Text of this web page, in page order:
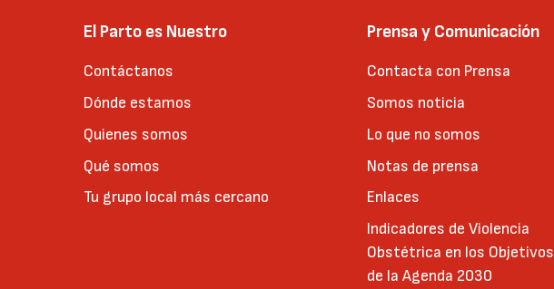
El Parto es Nuestro
Contáctanos
Dónde estamos
Quienes somos
Qué somos
Tu grupo local más cercano
Prensa y Comunicación
Contacta con Prensa
Somos noticia
Lo que no somos
Notas de prensa
Enlaces
Indicadores de Violencia
Obstétrica en los Objetivos
de la Agenda 2030